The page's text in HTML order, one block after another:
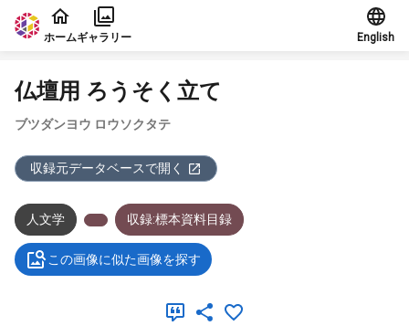
本文に飛ぶ
ホームギャラリー English
仏壇用 ろうそく立て
ブツダンヨウ ロウソクタテ
収録元データベースで開く
人文学 収録:標本資料目録
この画像に似た画像を探す